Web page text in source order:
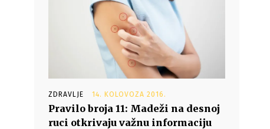
ZDRAVLJE 14. KOLOVOZA 2016.
Pravilo broja 11: Madeži na desnoj
ruci otkrivaju važnu informaciju